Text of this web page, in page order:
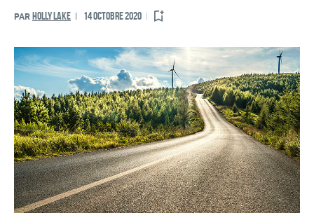
PAR HOLLY LAKE 14 OCTOBRE 2020